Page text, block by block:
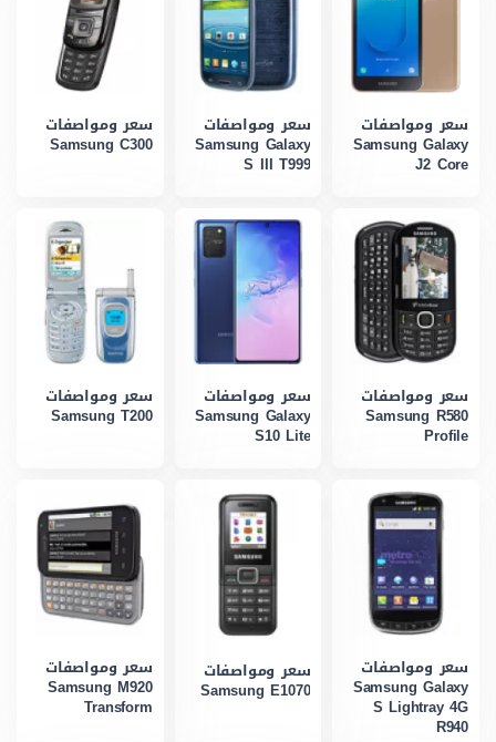
سعر ومواصفات
Samsung Galaxy
J2 Core
سعر ومواصفات
Samsung Galaxy
S III T999
سعر ومواصفات
Samsung C300
سعر ومواصفات
Samsung R580
Profile
سعر ومواصفات
Samsung Galaxy
S10 Lite
سعر ومواصفات
Samsung T200
سعر ومواصفات
Samsung Galaxy
S Lightray 4G
R940
سعر ومواصفات
Samsung E1070
سعر ومواصفات
Samsung M920
Transform